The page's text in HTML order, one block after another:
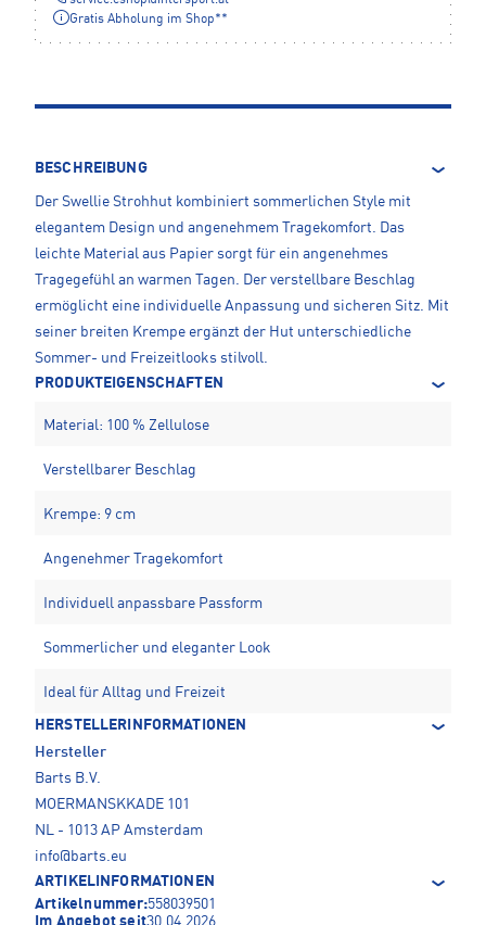
Gratis Abholung im Shop**
BESCHREIBUNG
Der Swellie Strohhut kombiniert sommerlichen Style mit
elegantem Design und angenehmem Tragekomfort. Das
leichte Material aus Papier sorgt für ein angenehmes
Tragegefühl an warmen Tagen. Der verstellbare Beschlag
ermöglicht eine individuelle Anpassung und sicheren Sitz. Mit
seiner breiten Krempe ergänzt der Hut unterschiedliche
Sommer- und Freizeitlooks stilvoll.
PRODUKTEIGENSCHAFTEN
Material: 100 % Zellulose
Verstellbarer Beschlag
Krempe: 9 cm
Angenehmer Tragekomfort
Individuell anpassbare Passform
Sommerlicher und eleganter Look
Ideal für Alltag und Freizeit
HERSTELLERINFORMATIONEN
Hersteller
Barts B.V.
MOERMANSKKADE 101
NL - 1013 AP Amsterdam
info@barts.eu
ARTIKELINFORMATIONEN
Artikelnummer:558039501